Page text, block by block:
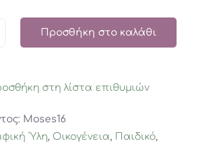
Προσθήκη στο καλάθι
στη λίστα επιθυμιών
Moses16
΄Υλη, Οικογένεια, Παιδικό,